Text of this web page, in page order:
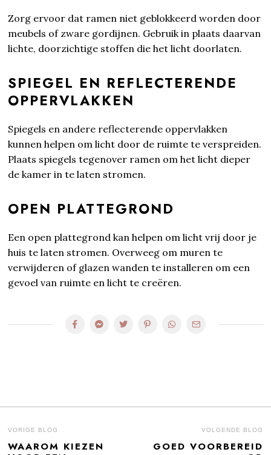
Zorg ervoor dat ramen niet geblokkeerd worden door
meubels of zware gordijnen. Gebruik in plaats daarvan
lichte, doorzichtige stoffen die het licht doorlaten.
SPIEGEL EN REFLECTERENDE
OPPERVLAKKEN
Spiegels en andere reflecterende oppervlakken
kunnen helpen om licht door de ruimte te verspreiden.
Plaats spiegels tegenover ramen om het licht dieper
de kamer in te laten stromen.
OPEN PLATTEGROND
Een open plattegrond kan helpen om licht vrij door je
huis te laten stromen. Overweeg om muren te
verwijderen of glazen wanden te installeren om een
gevoel van ruimte en licht te creëren.
BERICHT
VORIGE BLOG
Previous
WAAROM KIEZEN
VOLGENDE BLOG
GOED VOORBEREID